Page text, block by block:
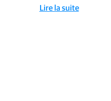
Lire la suite